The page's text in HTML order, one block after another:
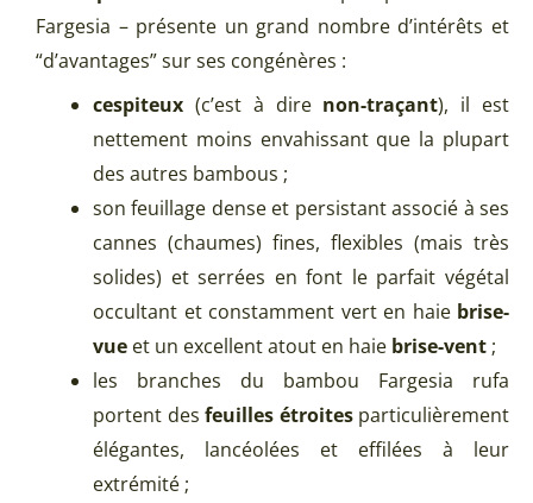
Fargesia – présente un grand nombre d’intérêts et
“d’avantages” sur ses congénères :
cespiteux (c’est à dire non-traçant), il est
nettement moins envahissant que la plupart
des autres bambous ;
son feuillage dense et persistant associé à ses
cannes (chaumes) fines, flexibles (mais très
solides) et serrées en font le parfait végétal
occultant et constamment vert en haie brise-
vue et un excellent atout en haie brise-vent ;
les branches du bambou Fargesia rufa
portent des feuilles étroitesparticulièrement
élégantes, lancéolées et effilées à leur
extrémité ;